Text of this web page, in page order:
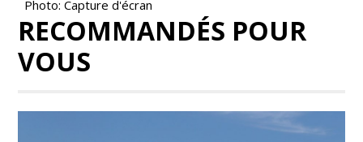
Photo: Capture d'écran
RECOMMANDÉS POUR
VOUS